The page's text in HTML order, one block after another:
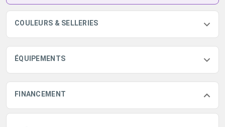
COULEURS & SELLERIES
ÉQUIPEMENTS
FINANCEMENT